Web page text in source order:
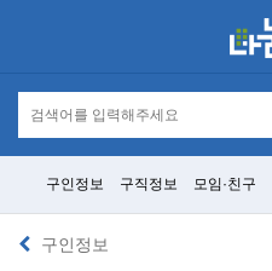
구인정보 구직정보 모임·친구
구인정보